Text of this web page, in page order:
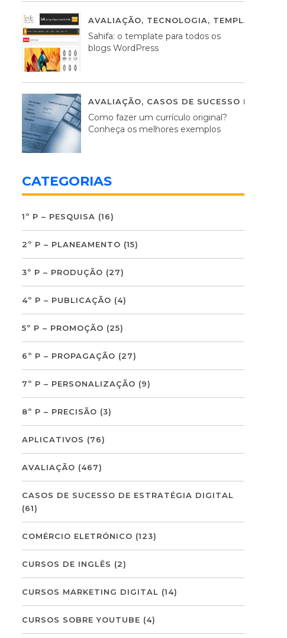
AVALIAÇÃO, TECNOLOGIA, TEMPLATES
Sahifa: o template para todos os
blogs WordPress
AVALIAÇÃO, CASOS DE SUCESSO DE
Como fazer um currículo original?
Conheça os melhores exemplos
CATEGORIAS
1º P – PESQUISA (16)
2º P – PLANEAMENTO (15)
3º P – PRODUÇÃO (27)
4º P – PUBLICAÇÃO (4)
5º P – PROMOÇÃO (25)
6º P – PROPAGAÇÃO (27)
7º P – PERSONALIZAÇÃO (9)
8º P – PRECISÃO (3)
APLICATIVOS (76)
AVALIAÇÃO (467)
CASOS DE SUCESSO DE ESTRATÉGIA DIGITAL
(61)
COMÉRCIO ELETRÓNICO (123)
CURSOS DE INGLÊS (2)
CURSOS MARKETING DIGITAL (14)
CURSOS SOBRE YOUTUBE (4)